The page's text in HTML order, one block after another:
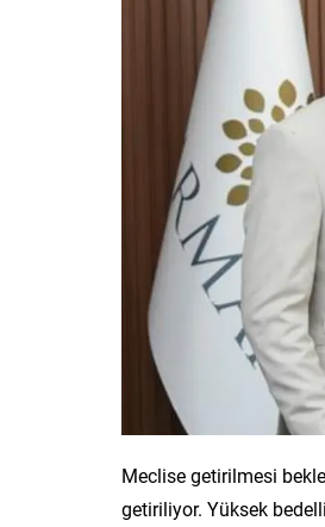
Meclise getirilmesi
getiriliyor. Yüksek